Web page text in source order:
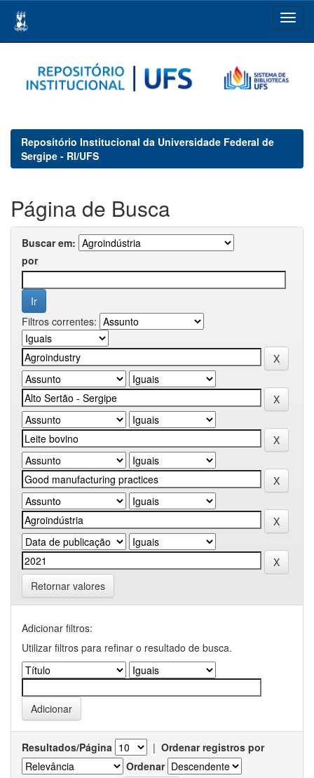
navigation
Repositório Institucional da Universidade Federal de
Sergipe - RI/UFS
Página de Busca
Buscar em:
por
Filtros correntes:
Retornar valores
Adicionar filtros:
Utilizar filtros para refinar o resultado de busca.
Resultados/Página | Ordenar registros por
Ordenar